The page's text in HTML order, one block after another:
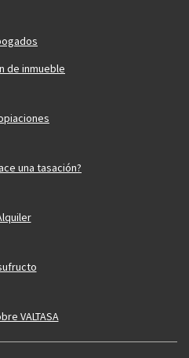
de inmueble
una tasación?
VALTASA